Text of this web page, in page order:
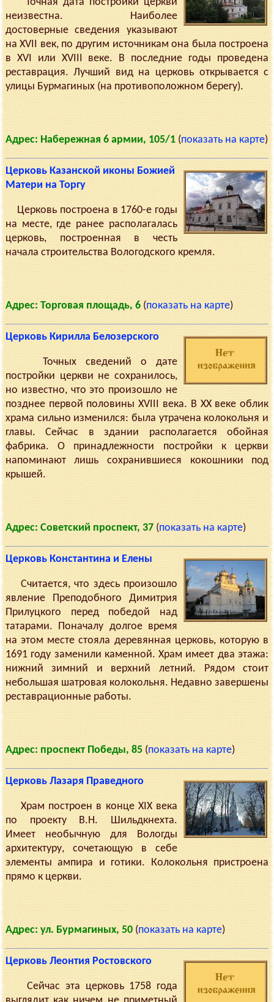
неизвестна. Наиболее
достоверные сведения указывают
на XVII век, по другим источникам она была построена
в XVI или XVIII веке. В последние годы проведена
реставрация. Лучший вид на церковь открывается с
улицы Бурмагиных (на противоположном берегу).
Адрес: Набережная 6 армии, 105/1(показать на карте)
Церковь Казанской иконы Божией
Матери на Торгу
Церковь построена в 1760-е годы
на месте, где ранее располагалась
церковь, построенная в честь
начала строительства Вологодского кремля.
Адрес: Торговая площадь, 6(показать на карте)
Церковь Кирилла Белозерского
Точных сведений о дате
постройки церкви не сохранилось,
но известно, что это произошло не
позднее первой половины XVIII века. В XX веке облик
храма сильно изменился: была утрачена колокольня и
главы. Сейчас в здании располагается обойная
фабрика. О принадлежности постройки к церкви
напоминают лишь сохранившиеся кокошники под
крышей.
Адрес: Советский проспект, 37(показать на карте)
Церковь Константина и Елены
Считается, что здесь произошло
явление Преподобного Димитрия
Прилуцкого перед победой над
татарами. Поначалу долгое время
на этом месте стояла деревянная церковь, которую в
1691 году заменили каменной. Храм имеет два этажа:
нижний зимний и верхний летний. Рядом стоит
небольшая шатровая колокольня. Недавно завершены
реставрационные работы.
Адрес: проспект Победы, 85(показать на карте)
Церковь Лазаря Праведного
Храм построен в конце XIX века
по проекту В.Н. Шильдкнехта.
Имеет необычную для Вологды
архитектуру, сочетающую в себе
элементы ампира и готики. Колокольня пристроена
прямо к церкви.
Адрес: ул. Бурмагиных, 50(показать на карте)
Церковь Леонтия Ростовского
Сейчас эта церковь 1758 года